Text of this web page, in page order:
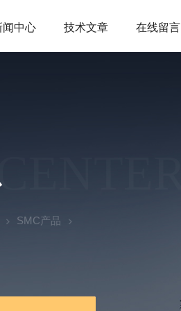
闻中心 技术文章 在线留言
SMC产品